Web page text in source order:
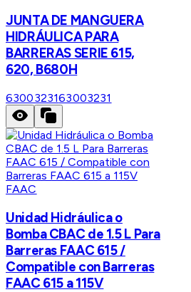
JUNTA DE MANGUERA
HIDRÁULICA PARA
BARRERAS SERIE 615,
620, B680H
6300323163003231
FAAC
Unidad Hidráulica o
Bomba CBAC de 1.5 L Para
Barreras FAAC 615 /
Compatible con Barreras
FAAC 615 a 115V